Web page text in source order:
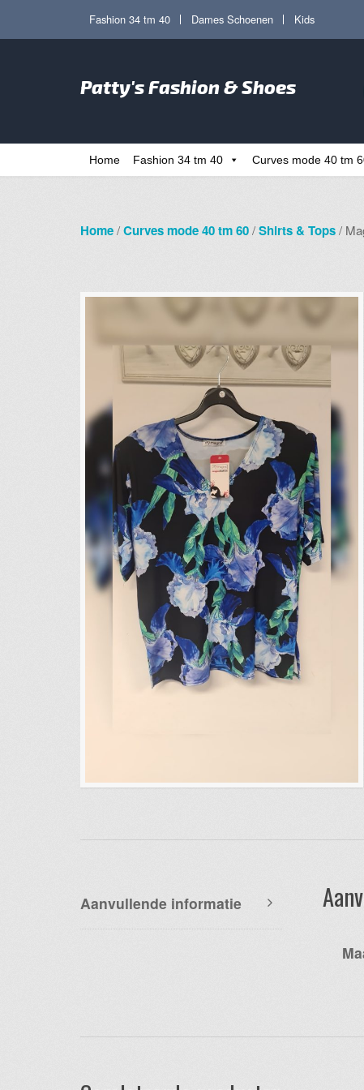
Ga
navigatie
Ga
de
inhoud
Fashion 34 tm 40 Dames Schoenen Kids
Patty's Fashion & Shoes
Home Fashion 34 tm 40 Curves mode 40 tm
Home/Curves mode 40 tm 60/Shirts & Tops/
Aanvullende informatie